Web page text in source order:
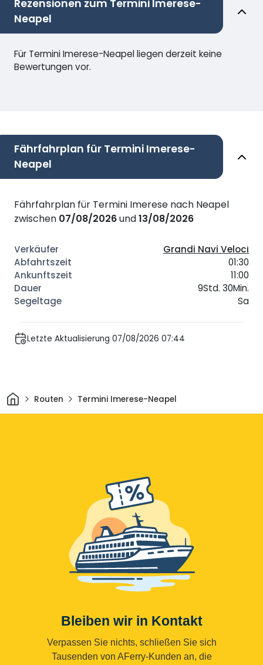
Rezensionen zum Termini Imerese-
Neapel
Für Termini Imerese-Neapel liegen derzeit keine
Bewertungen vor.
Fährfahrplan für Termini Imerese-
Neapel
Fährfahrplan für Termini Imerese nach Neapel
zwischen 07/08/2026und13/08/2026
Grandi Navi Veloci
01:30
11:00
9Std. 30Min.
Sa
Letzte Aktualisierung 07/08/2026 07:44
HeimRouten Termini Imerese-Neapel
Bleiben wir in Kontakt
Verpassen Sie nichts, schließen Sie sich
Tausenden von AFerry-Kunden an, die